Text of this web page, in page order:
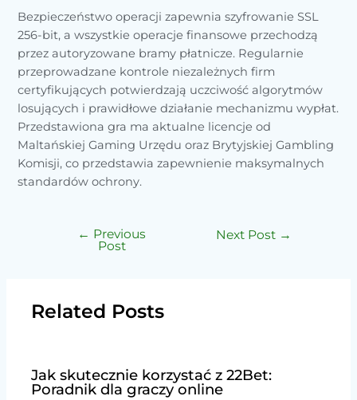
Bezpieczeństwo operacji zapewnia szyfrowanie SSL
256-bit, a wszystkie operacje finansowe przechodzą
przez autoryzowane bramy płatnicze. Regularnie
przeprowadzane kontrole niezależnych firm
certyfikujących potwierdzają uczciwość algorytmów
losujących i prawidłowe działanie mechanizmu wypłat.
Przedstawiona gra ma aktualne licencje od
Maltańskiej Gaming Urzędu oraz Brytyjskiej Gambling
Komisji, co przedstawia zapewnienie maksymalnych
standardów ochrony.
← Previous
Post
Next Post →
Related Posts
Jak skutecznie korzystać z 22Bet:
Poradnik dla graczy online